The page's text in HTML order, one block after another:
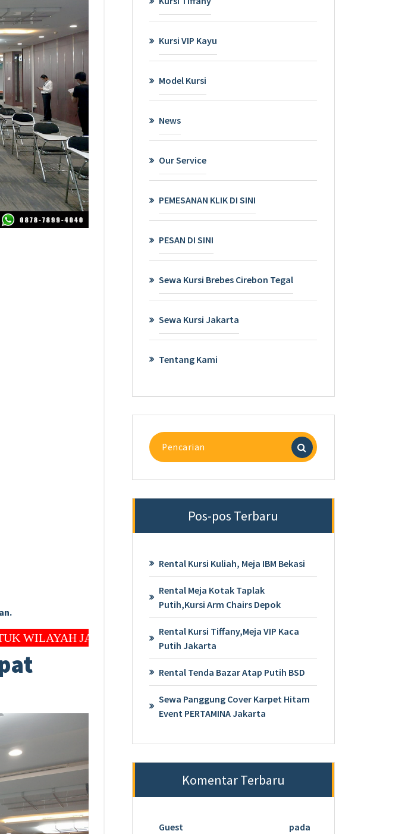
JAKARTA, DEPOK DAN BEKASI UNTUK PEMESANAN MINIMAL ORDER
Kursi VIP Kayu
Model Kursi
News
Our Service
PEMESANAN KLIK DI SINI
PESAN DI SINI
Sewa Kursi Brebes Cirebon Tegal
Sewa Kursi Jakarta
Tentang Kami
Pencarian
untuk:
Pos-pos Terbaru
Rental Kursi Kuliah, Meja IBM Bekasi
Rental Meja Kotak Taplak
Putih,Kursi Arm Chairs Depok
Rental Kursi Tiffany,Meja VIP Kaca
Putih Jakarta
Rental Tenda Bazar Atap Putih BSD
Sewa Panggung Cover Karpet Hitam
Event PERTAMINA Jakarta
Komentar Terbaru
Guest
pada